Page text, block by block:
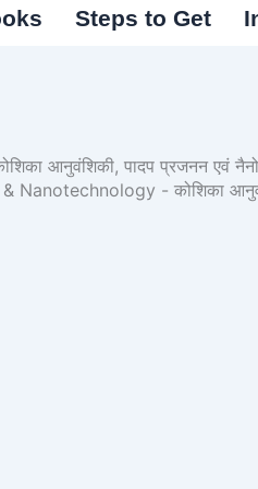
Steps to Get
आनुवंशिकी, पादप प्रजनन एवं
- कोशिका